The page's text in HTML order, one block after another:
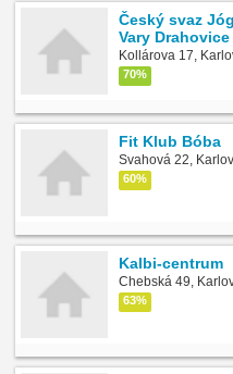
Český svaz
Vary Drahovice
Kollárova 17,
70%
Fit Klub Bóba
Svahová 22,
60%
Kalbi-centrum
Chebská 49,
63%